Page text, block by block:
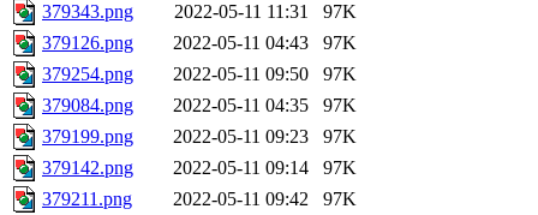
379343.png
2022-05-11 11:31
97K
379126.png
2022-05-11 04:43
97K
379254.png
2022-05-11 09:50
97K
379084.png
2022-05-11 04:35
97K
379199.png
2022-05-11 09:23
97K
379142.png
2022-05-11 09:14
97K
379211.png
2022-05-11 09:42
97K